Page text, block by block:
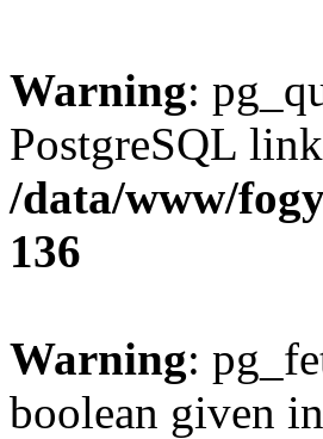
Warning:
PostgreSQL
/data/www/
136
Warning:
boolean given in